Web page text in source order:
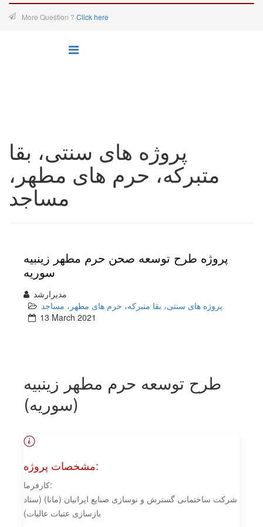
More Question ? Click here
پروژه های سنتی، بقا
متبرکه، حرم های مطهر،
مساجد
پروژه طرح توسعه صحن حرم مطهر زینبیه
سوریه
مدیرارشد
پروژه های سنتی، بقا متبرکه، حرم های مطهر، مساجد
13 March 2021
طرح توسعه حرم مطهر زینبیه
(سوریه)
مشخصات پروژه:
کارفرما:
شرکت ساختمانی گسترش و نوسازی صنایع ایرانیان (مانا) (ستاد
بازسازی عتبات عالیات)